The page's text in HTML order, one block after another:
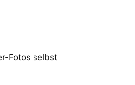
Fotos selbst